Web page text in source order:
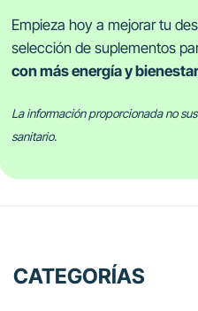
Empieza hoy a mejorar tu
selección de suplementos
con más energía y
La información proporcionada no
sanitario.
CATEGORÍAS